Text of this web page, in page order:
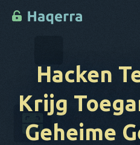
Hoe Te Hacken
Apparatenlijst
FAQ
Hacken
Krijg
Geheime